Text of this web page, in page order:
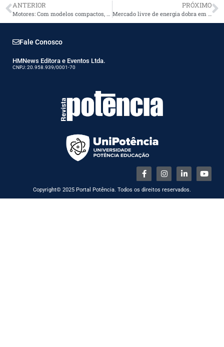
ANTERIOR PRÓXIMO
Fale Conosco
HMNews Editora e Eventos Ltda.
CNPJ: 20.958.939/0001-70
Copyright© 2025 Portal Potência. Todos os direitos reservados.